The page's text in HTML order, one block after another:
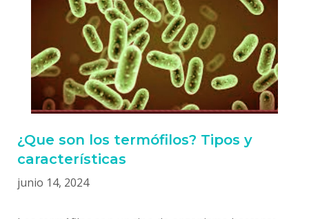
¿Que son los termófilos? Tipos y
características
junio 14, 2024